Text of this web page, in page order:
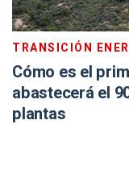
TRANSICIÓN
Cómo es el
abastecerá el
plantas